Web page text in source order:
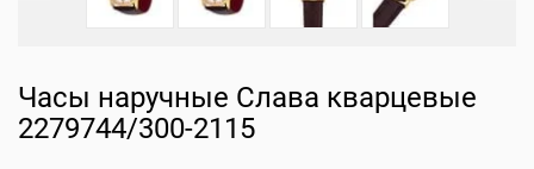
Часы наручные Слава кварцевые
2279744/300-2115